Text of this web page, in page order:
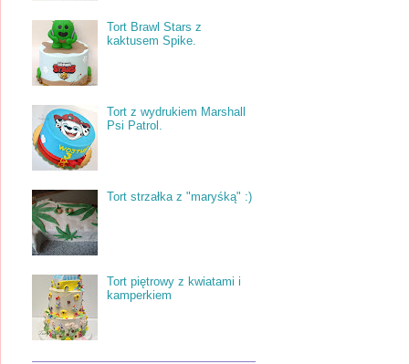
Tort Brawl Stars z
kaktusem Spike.
Tort z wydrukiem Marshall
Psi Patrol.
Tort strzałka z "maryśką" :)
Tort piętrowy z kwiatami i
kamperkiem